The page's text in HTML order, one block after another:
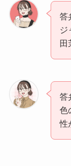
答
ジ
田
答
色
性